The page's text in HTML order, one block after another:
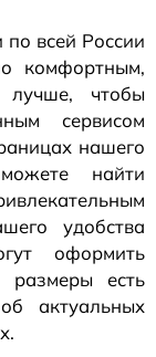
всей России
комфортным,
чтобы
сервисом
нашего
найти
удобства
оформить
размеры есть
актуальных